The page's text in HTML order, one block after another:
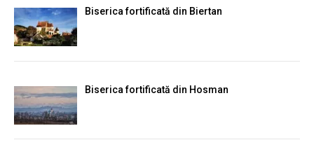
Biserica fortificată din Biertan
Biserica fortificată din Hosman